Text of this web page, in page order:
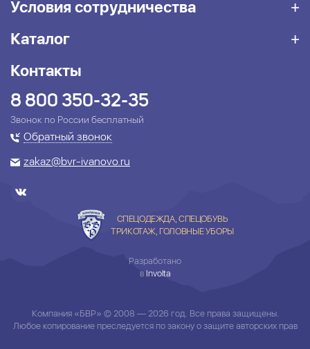
Условия сотрудничества
Каталог
Контакты
8 800 350-32-35
Звонок по России бесплатный
Обратный звонок
zakaz@bvr-ivanovo.ru
СПЕЦОДЕЖДА, СПЕЦОБУВЬ
ТРИКОТАЖ, ГОЛОВНЫЕ УБОРЫ
Разработано
в Involta
Компания «БВР» © 2008 — 2026 год. Все права защищены.
Любое копирование преследуется по закону о защите авторских прав